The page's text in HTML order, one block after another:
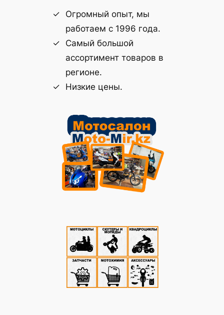
Огромный опыт, мы
работаем с 1996 года.
Самый большой
ассортимент товаров в
регионе.
Низкие цены.